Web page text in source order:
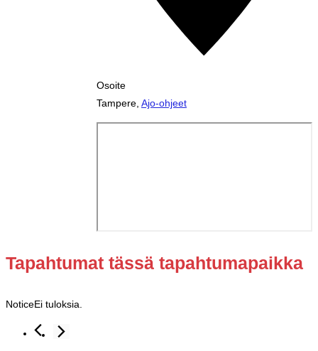
Osoite
Tampere, Ajo-ohjeet
Tapahtumat tässä tapahtumapaikka
NoticeEi tuloksia.